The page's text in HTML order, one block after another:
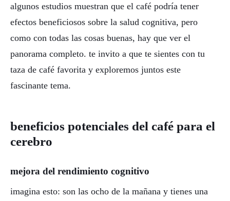
algunos estudios muestran que el café podría tener
efectos beneficiosos sobre la salud cognitiva, pero
como con todas las cosas buenas, hay que ver el
panorama completo. te invito a que te sientes con tu
taza de café favorita y exploremos juntos este
fascinante tema.
beneficios potenciales del café para el
cerebro
mejora del rendimiento cognitivo
imagina esto: son las ocho de la mañana y tienes una